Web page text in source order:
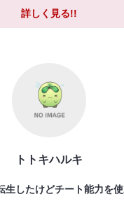
詳しく見る!!
トトキハルキ
生したけどチート能力を